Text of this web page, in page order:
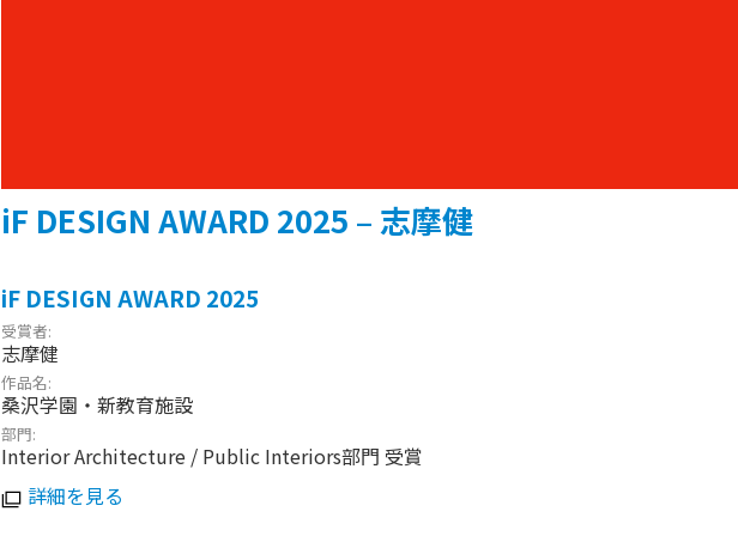
iF DESIGN AWARD 2025 – 志摩健
iF DESIGN AWARD 2025
受賞者
志摩健
作品名
桑沢学園・新教育施設
部門
Interior Architecture / Public Interiors部門 受賞
詳細を見る